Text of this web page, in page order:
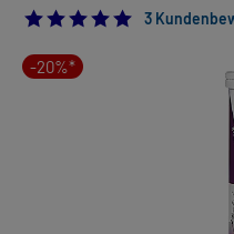
5.0
3
-20%*